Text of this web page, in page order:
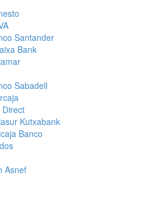
Santander
Bank
Sabadell
Kutxabank
Banco
Asnef